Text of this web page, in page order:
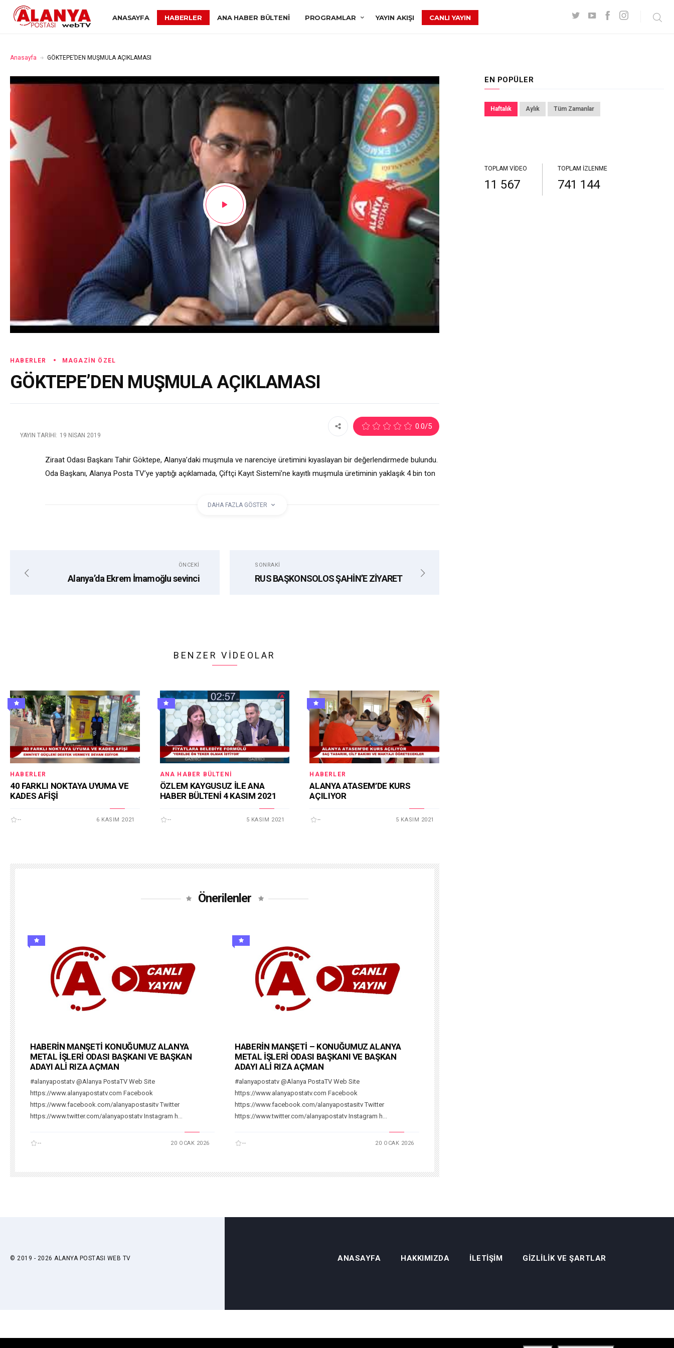
ANASAYFA HABERLER ANA HABER BÜLTENI PROGRAMLAR YAYIN AKIŞI CANLI YAYIN
Anasayfa GÖKTEPE’DEN MUŞMULA AÇIKLAMASI
HABERLER MAGAZIN ÖZEL
GÖKTEPE’DEN MUŞMULA AÇIKLAMASI
YAYIN TARIHI: 19 NISAN 2019
0.0/5
Ziraat Odası Başkanı Tahir Göktepe, Alanya’daki muşmula ve narenciye üretimini kıyaslayan bir değerlendirmede bulundu.
Oda Başkanı, Alanya Posta TV’ye yaptığı açıklamada, Çiftçi Kayıt Sistemi’ne kayıtlı muşmula üretiminin yaklaşık 4 bin ton
DAHA FAZLA GÖSTER
ÖNCEKI
Alanya’da Ekrem İmamoğlu sevinci
SONRAKI
RUS BAŞKONSOLOS ŞAHİN’E ZİYARET
BENZER VIDEOLAR
HABERLER
40 FARKLI NOKTAYA UYUMA VE
KADES AFİŞİ
-- 6 KASIM 2021
ANA HABER BÜLTENI
ÖZLEM KAYGUSUZ İLE ANA
HABER BÜLTENİ 4 KASIM 2021
-- 5 KASIM 2021
HABERLER
ALANYA ATASEM’DE KURS
AÇILIYOR
-- 5 KASIM 2021
Önerilenler
HABERİN MANŞETİ KONUĞUMUZ ALANYA
METAL İŞLERİ ODASI BAŞKANI VE BAŞKAN
ADAYI ALİ RIZA AÇMAN
#alanyapostatv @Alanya PostaTV Web Site
https://www.alanyapostatv.com Facebook
https://www.facebook.com/alanyapostasitv Twitter
https://www.twitter.com/alanyapostatv Instagram h...
-- 20 OCAK 2026
HABERİN MANŞETİ – KONUĞUMUZ ALANYA
METAL İŞLERİ ODASI BAŞKANI VE BAŞKAN
ADAYI ALİ RIZA AÇMAN
#alanyapostatv @Alanya PostaTV Web Site
https://www.alanyapostatv.com Facebook
https://www.facebook.com/alanyapostasitv Twitter
https://www.twitter.com/alanyapostatv Instagram h...
-- 20 OCAK 2026
EN POPÜLER
Haftalık Aylık Tüm Zamanlar
TOPLAM VIDEO
11 567
TOPLAM İZLENME
741 144
© 2019 - 2026 ALANYA POSTASI WEB TV ANASAYFA HAKKIMIZDA İLETIŞIM GIZLILIK VE ŞARTLAR